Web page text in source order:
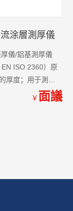
涂層測厚儀
儀/鋁基測厚儀
ISO 2360）原
厚度；用于測量
在非導電基材上
￥ 面議